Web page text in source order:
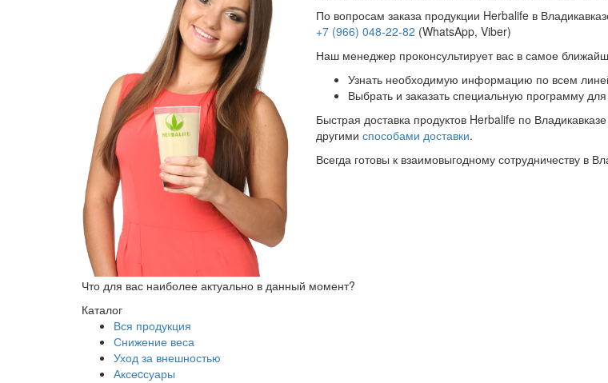
По вопросам заказа продукции Herbalife в
+7 (966) 048-22-82 (WhatsApp, Viber)
Наш менеджер проконсультирует вас в самое
Узнать необходимую информацию по всем
Выбрать и заказать специальную программу
Быстрая доставка продуктов Herbalife по
другими способами доставки.
Всегда готовы к взаимовыгодному сотрудничеству в
Что для вас наиболее актуально в данный момент?
Каталог
Вся продукция
Снижение веса
Уход за внешностью
Аксеcсуары